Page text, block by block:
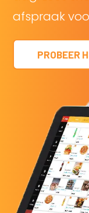
afspraak
PROBEER